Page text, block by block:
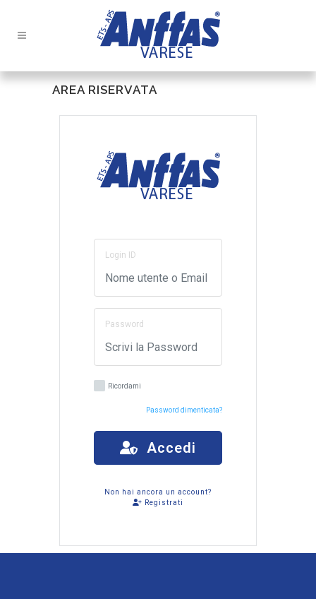
AREA RISERVATA
Login ID
Password
Ricordami
Password dimenticata?
Accedi
Non hai ancora un account?
Registrati